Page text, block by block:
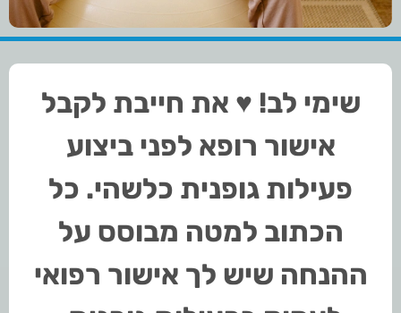
שימי לב! ♥ את חייבת לקבל
אישור רופא לפני ביצוע
פעילות גופנית כלשהי. כל
הכתוב למטה מבוסס על
ההנחה שיש לך אישור רפואי